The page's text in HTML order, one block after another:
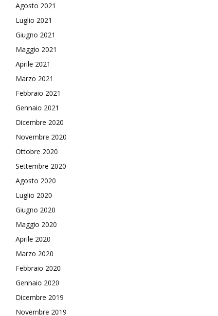
Agosto 2021
Luglio 2021
Giugno 2021
Maggio 2021
Aprile 2021
Marzo 2021
Febbraio 2021
Gennaio 2021
Dicembre 2020
Novembre 2020
Ottobre 2020
Settembre 2020
Agosto 2020
Luglio 2020
Giugno 2020
Maggio 2020
Aprile 2020
Marzo 2020
Febbraio 2020
Gennaio 2020
Dicembre 2019
Novembre 2019